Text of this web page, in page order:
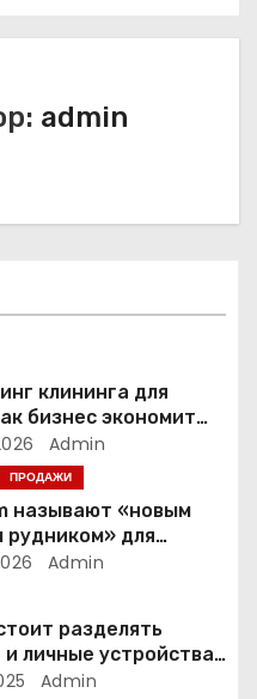
admin
клининга для
бизнес экономит
на уборке
Admin
ПРОДАЖИ
называют «новым
рудником» для
как блогеры
бизнес
Admin
разделять
личные устройства
всё смешивать
Admin